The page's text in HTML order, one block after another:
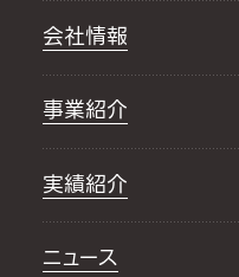
会社情報
事業紹介
実績紹介
ニュース